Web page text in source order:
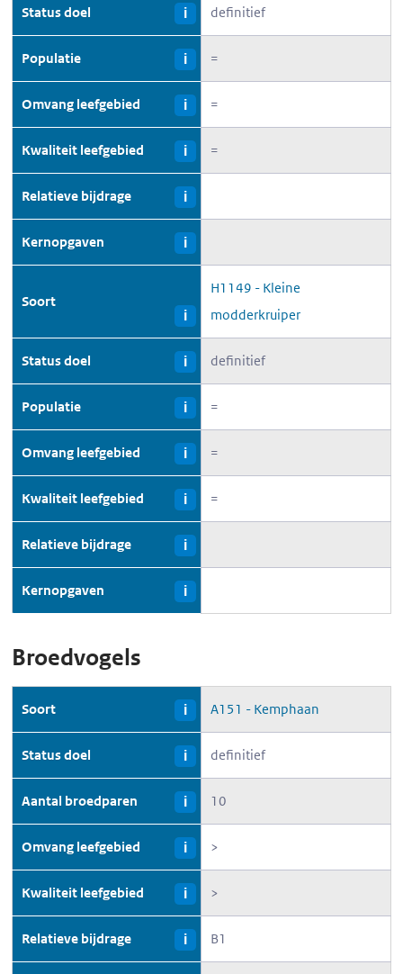
Status doel i definitief
Populatie i =
Omvang leefgebied i =
Kwaliteit leefgebied i =
Relatieve bijdrage i
Kernopgaven i
Soort
i
H1149 - Kleine
modderkruiper
Status doel i definitief
Populatie i =
Omvang leefgebied i =
Kwaliteit leefgebied i =
Relatieve bijdrage i
Kernopgaven i
Broedvogels
Soort i A151 - Kemphaan
Status doel i definitief
Aantal broedparen i 10
Omvang leefgebied i >
Kwaliteit leefgebied i >
Relatieve bijdrage i B1